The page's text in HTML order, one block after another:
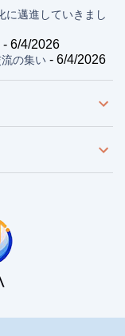
に邁進していきまし
- 6/4/2026
の集い - 6/4/2026